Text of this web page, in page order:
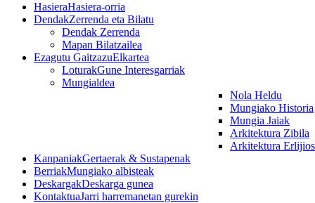
HasieraHasiera-orria
DendakZerrenda eta Bilatu
Dendak Zerrenda
Mapan Bilatzailea
Ezagutu GaitzazuElkartea
LoturakGune Interesgarriak
Mungialdea
Nola Heldu
Mungiako Historia
Mungia Jaiak
Arkitektura Zibila
Arkitektura
KanpaniakGertaerak & Sustapenak
BerriakMungiako albisteak
DeskargakDeskarga gunea
KontaktuaJarri harremanetan gurekin